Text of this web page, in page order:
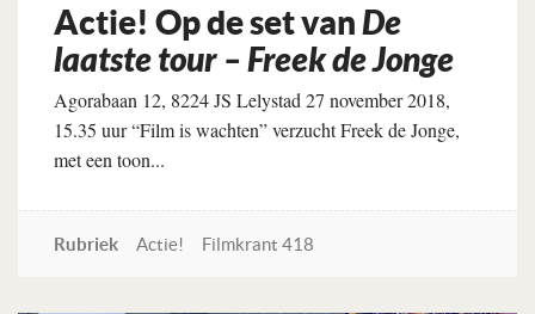
Actie! Op de set vanDe
laatste tour – Freek de Jonge
Agorabaan 12, 8224 JS Lelystad 27 november 2018,
15.35 uur “Film is wachten” verzucht Freek de Jonge,
met een toon...
Rubriek Actie! Filmkrant 418